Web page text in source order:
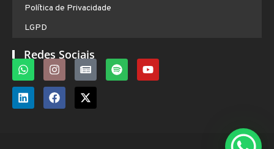
Política de Privacidade
LGPD
Redes Sociais